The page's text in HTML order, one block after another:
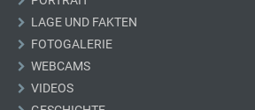
LAGE UND FAKTEN
FOTOGALERIE
WEBCAMS
VIDEOS